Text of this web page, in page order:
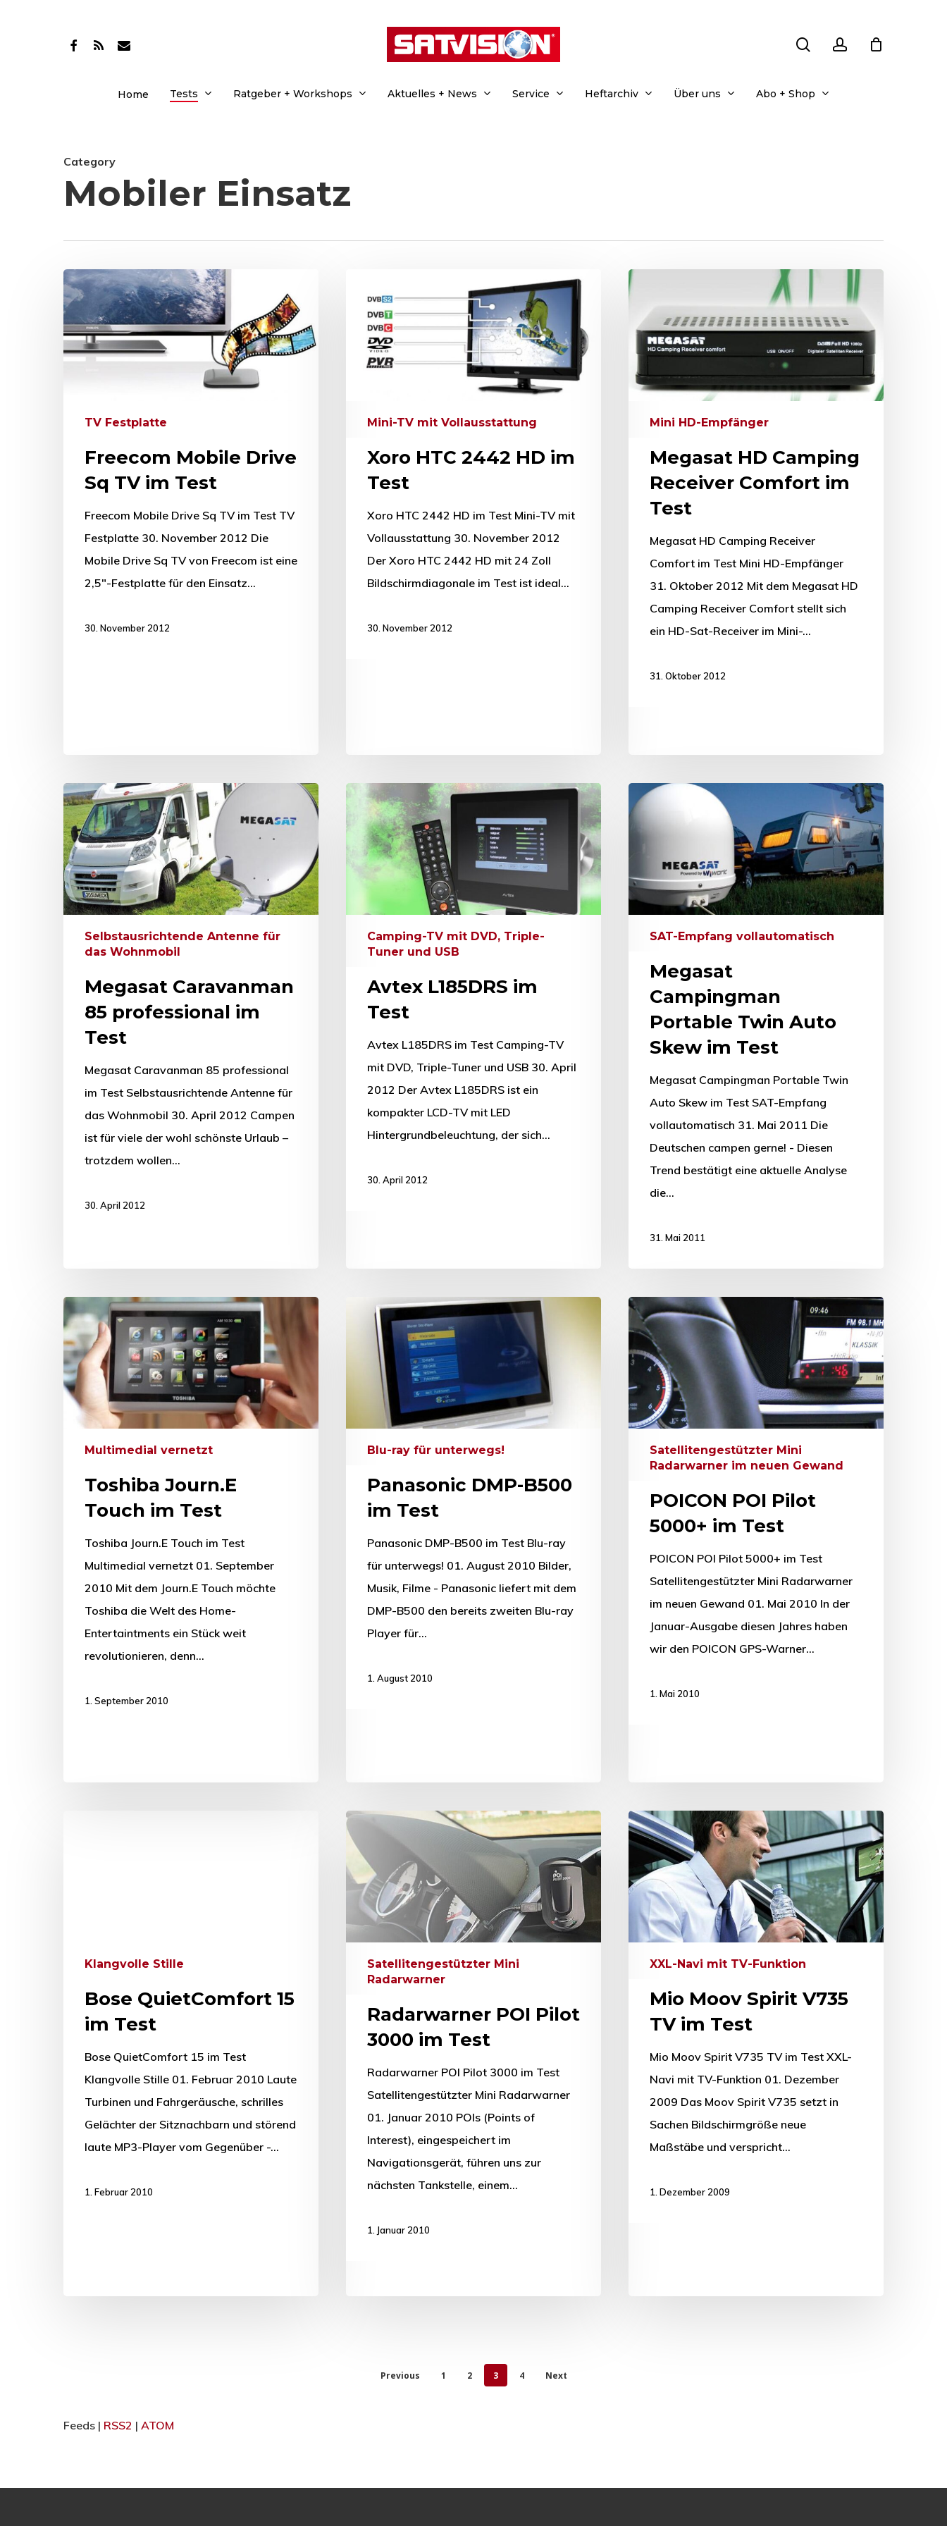
Drücken Sie Enter zum Suchen oder ESC zum Schließen.
facebook
RSS email
Home Tests Ratgeber + Workshops Aktuelles + News Service Heftarchiv Über uns Abo + Shop
Category
Mobiler Einsatz
TV Festplatte
Freecom Mobile Drive
Sq TV im Test
Freecom Mobile Drive Sq TV im Test TV
Festplatte 30. November 2012 Die
Mobile Drive Sq TV von Freecom ist eine
2,5"-Festplatte für den Einsatz…
30. November 2012
Mini-TV mit Vollausstattung
Xoro HTC 2442 HD im
Test
Xoro HTC 2442 HD im Test Mini-TV mit
Vollausstattung 30. November 2012
Der Xoro HTC 2442 HD mit 24 Zoll
Bildschirmdiagonale im Test ist ideal…
30. November 2012
Mini HD-Empfänger
Megasat HD Camping
Receiver Comfort im
Test
Megasat HD Camping Receiver
Comfort im Test Mini HD-Empfänger
31. Oktober 2012 Mit dem Megasat HD
Camping Receiver Comfort stellt sich
ein HD-Sat-Receiver im Mini-…
31. Oktober 2012
Selbstausrichtende Antenne für
das Wohnmobil
Megasat Caravanman
85 professional im
Test
Megasat Caravanman 85 professional
im Test Selbstausrichtende Antenne für
das Wohnmobil 30. April 2012 Campen
ist für viele der wohl schönste Urlaub –
trotzdem wollen…
30. April 2012
Camping-TV mit DVD, Triple-
Tuner und USB
Avtex L185DRS im
Test
Avtex L185DRS im Test Camping-TV
mit DVD, Triple-Tuner und USB 30. April
2012 Der Avtex L185DRS ist ein
kompakter LCD-TV mit LED
Hintergrundbeleuchtung, der sich…
30. April 2012
SAT-Empfang vollautomatisch
Megasat
Campingman
Portable Twin Auto
Skew im Test
Megasat Campingman Portable Twin
Auto Skew im Test SAT-Empfang
vollautomatisch 31. Mai 2011 Die
Deutschen campen gerne! - Diesen
Trend bestätigt eine aktuelle Analyse
die…
31. Mai 2011
Multimedial vernetzt
Toshiba Journ.E
Touch im Test
Toshiba Journ.E Touch im Test
Multimedial vernetzt 01. September
2010 Mit dem Journ.E Touch möchte
Toshiba die Welt des Home-
Entertaintments ein Stück weit
revolutionieren, denn…
1. September 2010
Blu-ray für unterwegs!
Panasonic DMP-B500
im Test
Panasonic DMP-B500 im Test Blu-ray
für unterwegs! 01. August 2010 Bilder,
Musik, Filme - Panasonic liefert mit dem
DMP-B500 den bereits zweiten Blu-ray
Player für…
1. August 2010
Satellitengestützter Mini
Radarwarner im neuen Gewand
POICON POI Pilot
5000+ im Test
POICON POI Pilot 5000+ im Test
Satellitengestützter Mini Radarwarner
im neuen Gewand 01. Mai 2010 In der
Januar-Ausgabe diesen Jahres haben
wir den POICON GPS-Warner…
1. Mai 2010
Klangvolle Stille
Bose QuietComfort 15
im Test
Bose QuietComfort 15 im Test
Klangvolle Stille 01. Februar 2010 Laute
Turbinen und Fahrgeräusche, schrilles
Gelächter der Sitznachbarn und störend
laute MP3-Player vom Gegenüber -…
1. Februar 2010
Satellitengestützter Mini
Radarwarner
Radarwarner POI Pilot
3000 im Test
Radarwarner POI Pilot 3000 im Test
Satellitengestützter Mini Radarwarner
01. Januar 2010 POIs (Points of
Interest), eingespeichert im
Navigationsgerät, führen uns zur
nächsten Tankstelle, einem…
1. Januar 2010
XXL-Navi mit TV-Funktion
Mio Moov Spirit V735
TV im Test
Mio Moov Spirit V735 TV im Test XXL-
Navi mit TV-Funktion 01. Dezember
2009 Das Moov Spirit V735 setzt in
Sachen Bildschirmgröße neue
Maßstäbe und verspricht…
1. Dezember 2009
Previous 1 2 3 4 Next
Feeds | RSS2 | ATOM